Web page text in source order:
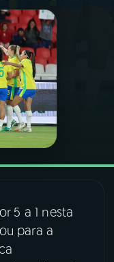
5 a 1 nesta
para a